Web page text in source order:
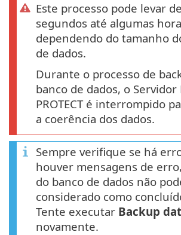
Este processo pode levar
segundos até algumas
dependendo do tamanho
de dados.
Durante o processo de
banco de dados, o Servidor
PROTECT é interrompido
a coerência dos dados.
Sempre verifique se há
houver mensagens de
do banco de dados não
considerado como
Tente executar Backup
novamente.